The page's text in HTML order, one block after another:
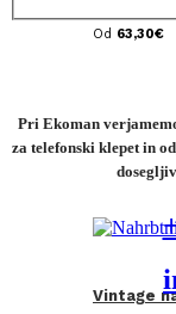
Od 63,30€
Vintage
Pri Ekoman
za telefonski klepet in